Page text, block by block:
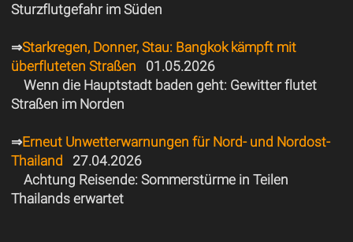
Sturzflutgefahr im Süden
⇒Starkregen, Donner, Stau: Bangkok kämpft mit
überfluteten Straßen 01.05.2026
Wenn die Hauptstadt baden geht: Gewitter flutet
Straßen im Norden
⇒Erneut Unwetterwarnungen für Nord- und Nordost-
Thailand 27.04.2026
Achtung Reisende: Sommerstürme in Teilen
Thailands erwartet